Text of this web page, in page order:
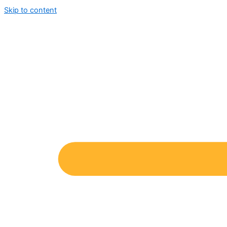
Skip to content